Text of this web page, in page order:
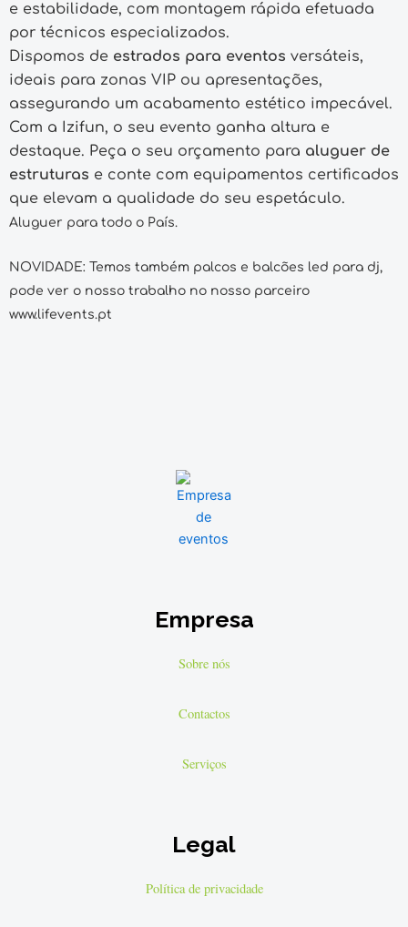
e estabilidade, com montagem rápida efetuada
por técnicos especializados.
Dispomos de estrados para eventos versáteis,
ideais para zonas VIP ou apresentações,
assegurando um acabamento estético impecável.
Com a Izifun, o seu evento ganha altura e
destaque. Peça o seu orçamento para aluguer de
estruturas e conte com equipamentos certificados
que elevam a qualidade do seu espetáculo.
Aluguer para todo o País.
NOVIDADE: Temos também palcos e balcões led para dj,
pode ver o nosso trabalho no nosso parceiro
www.lifevents.pt
Empresa
Sobre nós
Contactos
Serviços
Legal
Política de privacidade